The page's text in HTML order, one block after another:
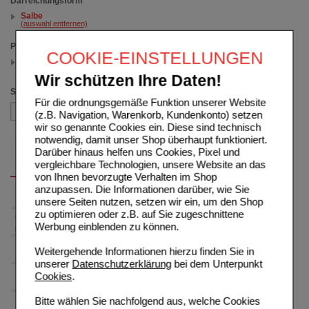
COOKIE-EINSTELLUNGEN
Wir schützen Ihre Daten!
Für die ordnungsgemäße Funktion unserer Website
(z.B. Navigation, Warenkorb, Kundenkonto) setzen
wir so genannte Cookies ein. Diese sind technisch
notwendig, damit unser Shop überhaupt funktioniert.
Darüber hinaus helfen uns Cookies, Pixel und
vergleichbare Technologien, unsere Website an das
von Ihnen bevorzugte Verhalten im Shop
anzupassen. Die Informationen darüber, wie Sie
unsere Seiten nutzen, setzen wir ein, um den Shop
zu optimieren oder z.B. auf Sie zugeschnittene
Werbung einblenden zu können.
Weitergehende Informationen hierzu finden Sie in
unserer Datenschutzerklärungbei dem Unterpunkt
Cookies.
Bitte wählen Sie nachfolgend aus, welche Cookies
Salbe
(auswahl entfernen)
Packungsgröße
Sortieren nach